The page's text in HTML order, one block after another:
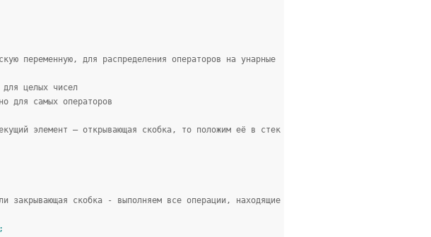
переменную, для распределения операторов на унарные
целых чисел
для самых операторов
элемент — открывающая скобка, то положим её в стек
закрывающая скобка - выполняем все операции, находящие
;